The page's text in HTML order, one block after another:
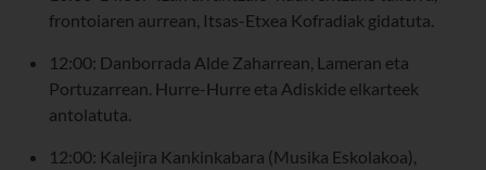
frontoiaren aurrean, Itsas-Etxea Kofradiak gidatuta.
12:00: Danborrada Alde Zaharrean, Lameran eta
Portuzarrean. Hurre-Hurre eta Adiskide elkarteek
antolatuta.
12:00: Kalejira Kankinkabara (Musika Eskolakoa),